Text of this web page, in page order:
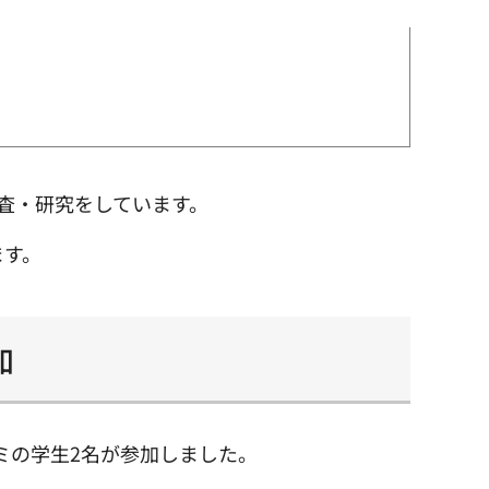
研究をしています。
。
学生2名が参加しました。